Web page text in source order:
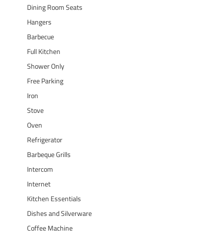
Dining Room Seats
Hangers
Barbecue
Full Kitchen
Shower Only
Free Parking
Iron
Stove
Oven
Refrigerator
Barbeque Grills
Intercom
Internet
Kitchen Essentials
Dishes and Silverware
Coffee Machine